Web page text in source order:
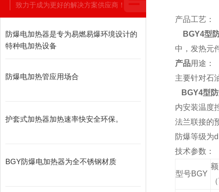
致力于成为更好的解决方案供应商！
防爆电加热器是专为易燃易爆环境设计的
特种电加热设备
防爆电加热管应用场合
护套式加热器加热速率快安全环保。
BGY防爆电加热器为全不锈钢材质
产品工艺：
BGY4型
中，发热元
产品用途：
主要针对石
BGY4型
内安装温度
法兰联接的
防爆等级为
技术参数：
型号BGY